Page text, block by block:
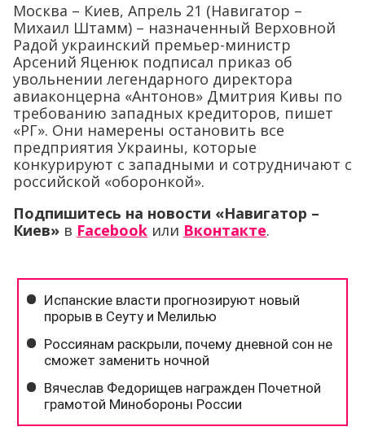
Москва – Киев, Апрель 21 (Навигатор –
Михаил Штамм) – назначенный Верховной
Радой украинский премьер-министр
Арсений Яценюк подписал приказ об
увольнении легендарного директора
авиаконцерна «Антонов» Дмитрия Кивы по
требованию западных кредиторов, пишет
«РГ». Они намерены остановить все
предприятия Украины, которые
конкурируют с западными и сотрудничают с
российской «оборонкой».
Подпишитесь на новости «Навигатор –
Киев» в Facebook или Вконтакте.